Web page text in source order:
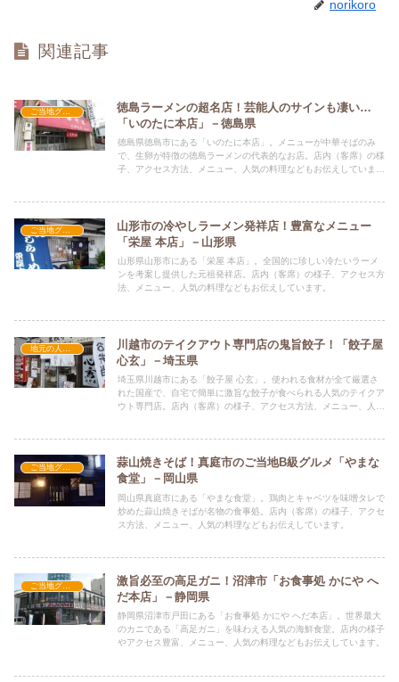
norikoro
関連記事
徳島ラーメンの超名店！芸能人のサインも凄い…
「いのたに本店」－徳島県
徳島県徳島市にある「いのたに本店」。メニューが中華そばのみ
で、生卵が特徴の徳島ラーメンの代表的なお店。店内（客席）の様
子、アクセス方法、メニュー、人気の料理などもお伝えしていま
山形市の冷やしラーメン発祥店！豊富なメニュー
「栄屋 本店」－山形県
山形県山形市にある「栄屋 本店」。全国的に珍しい冷たいラーメ
ンを考案し提供した元祖発祥店。店内（客席）の様子、アクセス方
法、メニュー、人気の料理などもお伝えしています。
川越市のテイクアウト専門店の鬼旨餃子！「餃子屋
心玄」－埼玉県
埼玉県川越市にある「餃子屋 心玄」。使われる食材が全て厳選さ
れた国産で、自宅で簡単に激旨な餃子が食べられる人気のテイクア
ウト専門店。店内（客席）の様子、アクセス方法、メニュー、人気
蒜山焼きそば！真庭市のご当地B級グルメ「やまな
食堂」－岡山県
岡山県真庭市にある「やまな食堂」。鶏肉とキャベツを味噌タレで
炒めた蒜山焼きそばが名物の食事処。店内（客席）の様子、アクセ
ス方法、メニュー、人気の料理などもお伝えしています。
激旨必至の高足ガニ！沼津市「お食事処 かにや へ
だ本店」－静岡県
静岡県沼津市戸田にある「お食事処 かにや へだ本店」。世界最大
のカニである「高足ガニ」を味わえる人気の海鮮食堂。店内の様子
やアクセス豊富、メニュー、人気の料理などもお伝えしています。